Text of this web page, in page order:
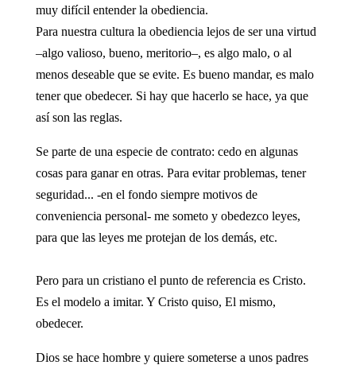
muy difícil entender la obediencia.
Para nuestra cultura la obediencia lejos de ser una virtud
–algo valioso, bueno, meritorio–, es algo malo, o al
menos deseable que se evite. Es bueno mandar, es malo
tener que obedecer. Si hay que hacerlo se hace, ya que
así son las reglas.
Se parte de una especie de contrato: cedo en algunas
cosas para ganar en otras. Para evitar problemas, tener
seguridad... -en el fondo siempre motivos de
conveniencia personal- me someto y obedezco leyes,
para que las leyes me protejan de los demás, etc.
Pero para un cristiano el punto de referencia es Cristo.
Es el modelo a imitar. Y Cristo quiso, El mismo,
obedecer.
Dios se hace hombre y quiere someterse a unos padres